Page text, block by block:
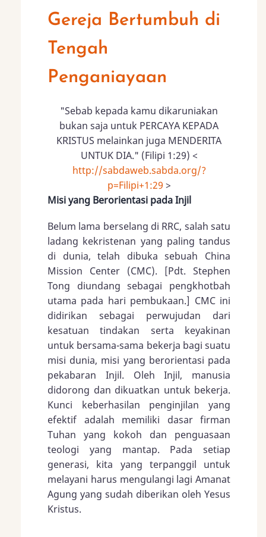
Gereja Bertumbuh di
Tengah
Penganiayaan
"Sebab kepada kamu dikaruniakan
bukan saja untuk PERCAYA KEPADA
KRISTUS melainkan juga MENDERITA
UNTUK DIA." (Filipi 1:29) <
http://sabdaweb.sabda.org/?
p=Filipi+1:29 >
Misi yang Berorientasi pada Injil
Belum lama berselang di RRC, salah satu
ladang kekristenan yang paling tandus
di dunia, telah dibuka sebuah China
Mission Center (CMC). [Pdt. Stephen
Tong diundang sebagai pengkhotbah
utama pada hari pembukaan.] CMC ini
didirikan sebagai perwujudan dari
kesatuan tindakan serta keyakinan
untuk bersama-sama bekerja bagi suatu
misi dunia, misi yang berorientasi pada
pekabaran Injil. Oleh Injil, manusia
didorong dan dikuatkan untuk bekerja.
Kunci keberhasilan penginjilan yang
efektif adalah memiliki dasar firman
Tuhan yang kokoh dan penguasaan
teologi yang mantap. Pada setiap
generasi, kita yang terpanggil untuk
melayani harus mengulangi lagi Amanat
Agung yang sudah diberikan oleh Yesus
Kristus.